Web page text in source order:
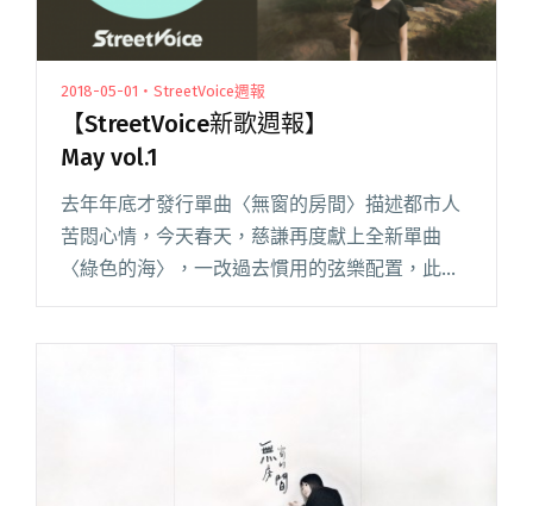
2018-05-01・StreetVoice週報
【StreetVoice新歌週報】
May vol.1
去年年底才發行單曲〈無窗的房間〉描述都市人
苦悶心情，今天春天，慈謙再度獻上全新單曲
〈綠色的海〉，一改過去慣用的弦樂配置，此曲
以木吉他與打擊樂器貫穿，以效果器與一只喇叭